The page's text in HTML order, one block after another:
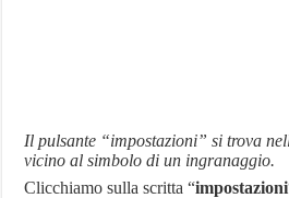
Il pulsante “impostazioni” si trova
vicino al simbolo di un ingranaggio.
Clicchiamo sulla scritta “impostazioni